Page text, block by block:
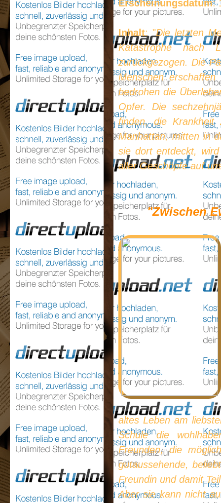
Erscheinungsdatum:
Inhalt: "Die letzten
Katastrophe nach
zurückgezogen. Die
Menschen
bedrohen die
Opfer. Die
finden, die
Manhattan, mitten in
sie dort entdeckt,
aller Geschöpfe auf
"Zwischen
altes Leben am
Schule die
Freunden, die
gutaussehende,
Freundin und damit
Aber sie kann nicht